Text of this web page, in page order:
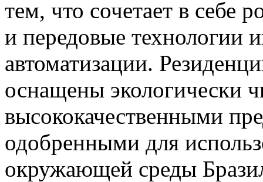
тем, что сочетает в себе
и передовые технологии
автоматизации.
оснащены экологически
высококачественными
одобренными для
окружающей среды